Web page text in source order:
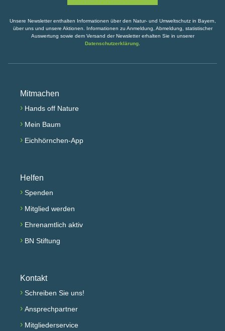
Unsere Newsletter enthalten Informationen über den Natur- und Umweltschutz in Bayern,
über uns und unsere Aktionen. Informationen zu Anmeldung, Abmeldung, statistischer
Auswertung sowie dem Versand der Newsletter erhalten Sie in unserer
Datenschutzerklärung
Mitmachen
› Hands off Nature
› Mein Baum
› Eichhörnchen-App
Helfen
› Spenden
› Mitglied werden
› Ehrenamtlich aktiv
› BN Stiftung
Kontakt
› Schreiben Sie uns!
› Ansprechpartner
› Mitgliederservice